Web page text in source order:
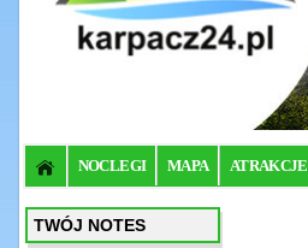
NOCLEGI MAPA ATRAKCJE
TWÓJ NOTES